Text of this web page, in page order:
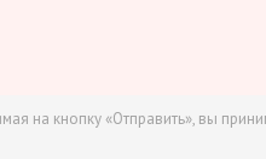
на кнопку «Отправить», вы